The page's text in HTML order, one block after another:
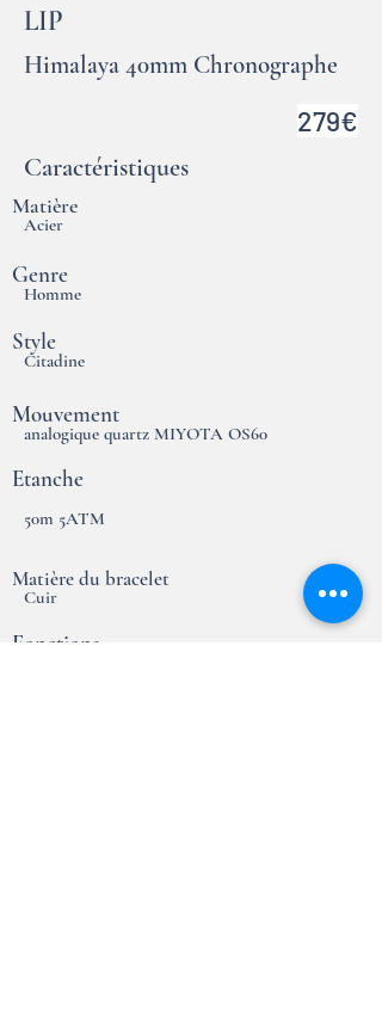
LIP
Himalaya 40mm Chronographe
279€
Caractéristiques
Matière
Acier
Genre
Homme
Style
Citadine
Mouvement
analogique quartz MIYOTA OS60
Etanche
50m 5ATM
Matière du bracelet
Cuir
Fonctions